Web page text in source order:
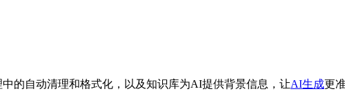
的自动清理和格式化，以及知识库为AI提供背景信息，让AI生成更